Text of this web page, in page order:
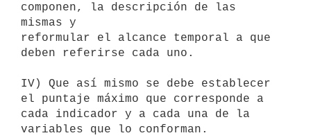
componen, la descripción de las
mismas y
reformular el alcance temporal a que
deben referirse cada uno.
IV) Que así mismo se debe establecer
el puntaje máximo que corresponde a
cada indicador y a cada una de la
variables que lo conforman.